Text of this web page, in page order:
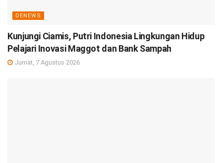
DENEWS
Kunjungi Ciamis, Putri Indonesia Lingkungan Hidup
Pelajari Inovasi Maggot dan Bank Sampah
Jumat, 7 Agustus 2026